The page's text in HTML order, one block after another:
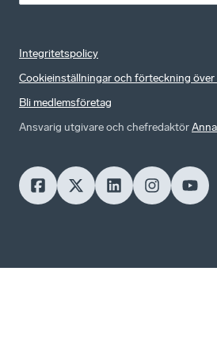
Integritetspolicy
Cookieinställningar och förteckning över
Bli medlemsföretag
Ansvarig utgivare och chefredaktör